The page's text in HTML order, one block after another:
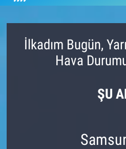
İlkadım Bugün,
Hava
ŞU
Ekonomi-Finans
Namaz Vakitleri
Süper Lig Puan Durumu ve